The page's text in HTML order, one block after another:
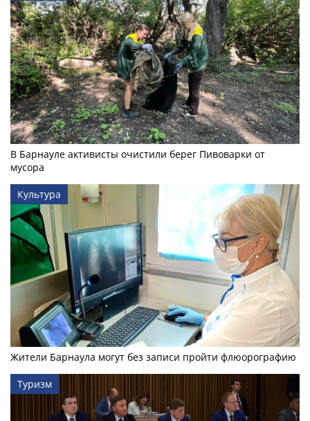
В Барнауле активисты очистили берег Пивоварки от
мусора
Культура
Жители Барнаула могут без записи пройти флюорографию
Туризм